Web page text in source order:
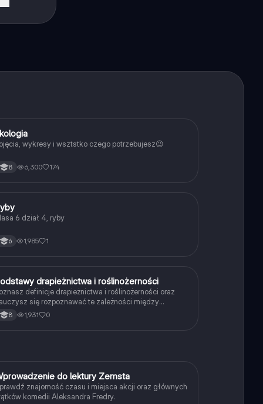
Biologia
wykresy i wsztstko czego potrzebujesz😉
8 6,300 174
Biologia
6 dział 4, ryby
6 1,985 1
Biologia drapieżnictwa i roślinożerności
definicje drapieżnictwa i roślinożerności oraz
się rozpoznawać te zależności między
w przyrodzie.
8 1,931 0
Język polski do lektury Zemsta
znajomość czasu i miejsca akcji oraz głównych
komedii Aleksandra Fredry.